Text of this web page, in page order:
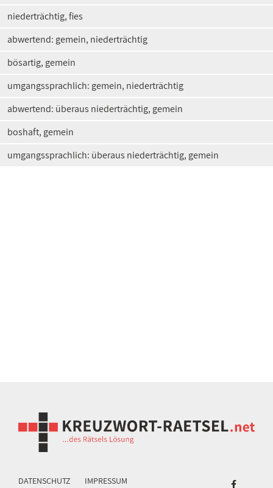
niederträchtig, fies
abwertend: gemein, niederträchtig
bösartig, gemein
umgangssprachlich: gemein, niederträchtig
abwertend: überaus niederträchtig, gemein
boshaft, gemein
umgangssprachlich: überaus niederträchtig, gemein
DATENSCHUTZ IMPRESSUM